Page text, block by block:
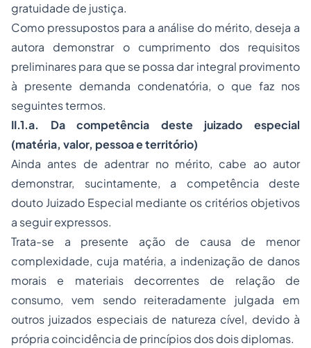
gratuidade de justiça.
Como pressupostos para a análise do mérito, deseja a
autora demonstrar o cumprimento dos requisitos
preliminares para que se possa dar integral provimento
à presente demanda condenatória, o que faz nos
seguintes termos.
II.1.a. Da competência deste juizado especial
(matéria, valor, pessoa e território)
Ainda antes de adentrar no mérito, cabe ao autor
demonstrar, sucintamente, a competência deste
douto Juizado Especial mediante os critérios objetivos
a seguir expressos.
Trata-se a presente ação de causa de menor
complexidade, cuja matéria, a indenização de danos
morais e materiais decorrentes de relação de
consumo, vem sendo reiteradamente julgada em
outros juizados especiais de natureza cível, devido à
própria coincidência de princípios dos dois diplomas.